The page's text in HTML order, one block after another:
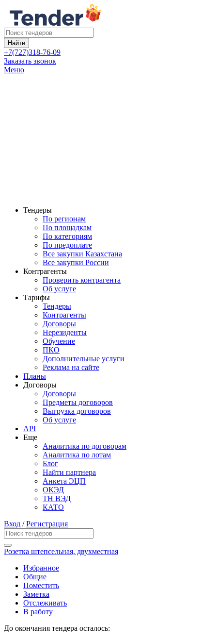
Найти
+7(727)318-76-09
Заказать звонок
Меню
Тендеры
По регионам
По площадкам
По категориям
По предоплате
Все закупки Казахстана
Все закупки России
Контрагенты
Проверить контрагента
Об услуге
Тарифы
Тендеры
Контрагенты
Договоры
Нерезиденты
Обучение
ПКО
Дополнительные услуги
Реклама на сайте
Планы
Договоры
Договоры
Предметы договоров
Выгрузка договоров
Об услуге
API
Еще
Аналитика по договорам
Аналитика по лотам
Блог
Найти партнера
Анкета ЭЦП
ОКЭД
ТН ВЭД
КАТО
Вход /Регистрация
Розетка штепсельная, двухместная
Избранное
Общие
Поместить
Заметка
Отслеживать
В работу
До окончания тендера осталось: